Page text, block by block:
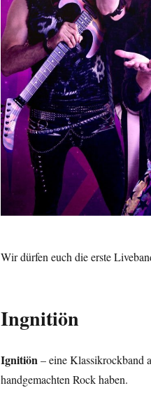
Wir dürfen euch die erste
Ingnitiön
Ignitiön– eine Klassikrockband
handgemachten Rock haben.